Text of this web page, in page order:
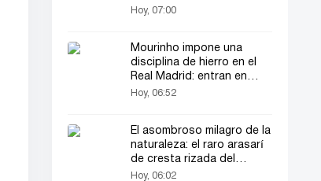
Hoy, 07:00
Mourinho impone una
disciplina de hierro en el
Real Madrid: entran en
vigor nuevas reglas
Hoy, 06:52
El asombroso milagro de la
naturaleza: el raro arasarí
de cresta rizada del
Amazonas sorprende a los
Hoy, 06:02